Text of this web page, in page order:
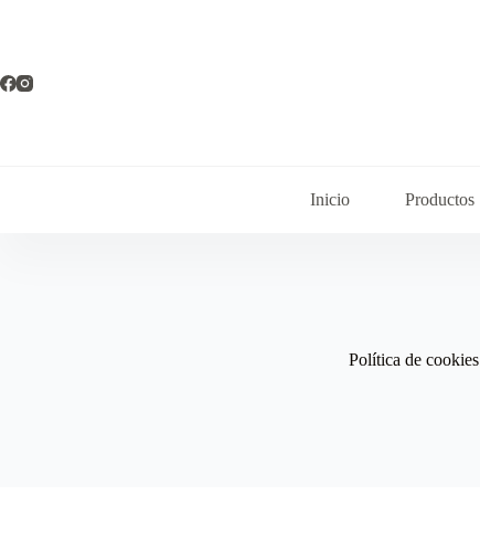
Inicio Productos
Política de cookies